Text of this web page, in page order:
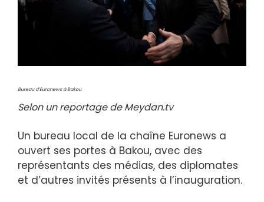
Bureau d’Euronews à Bakou
Selon un reportage de Meydan.tv
Un bureau local de la chaîne Euronews a
ouvert ses portes à Bakou, avec des
représentants des médias, des diplomates
et d’autres invités présents à l’inauguration.